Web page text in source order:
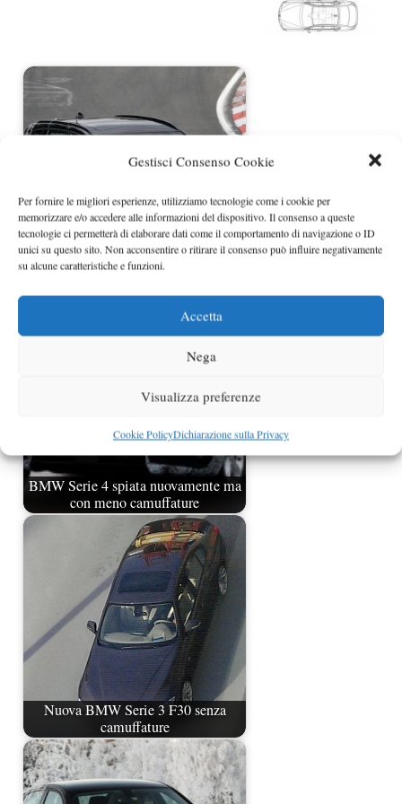
Gestisci Consenso Cookie
Per fornire le migliori esperienze, utilizziamo tecnologie come i cookie per
memorizzare e/o accedere alle informazioni del dispositivo. Il consenso a queste
tecnologie ci permetterà di elaborare dati come il comportamento di navigazione o ID
unici su questo sito. Non acconsentire o ritirare il consenso può influire negativamente
su alcune caratteristiche e funzioni.
Accetta
Nega
Visualizza preferenze
Cookie PolicyDichiarazione sulla Privacy
BMW Serie 4 spiata nuovamente ma
con meno camuffature
Nuova BMW Serie 3 F30 senza
camuffature